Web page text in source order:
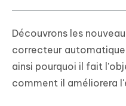
Découvrons les
correcteur automatique
ainsi pourquoi il fait
comment il améliorera